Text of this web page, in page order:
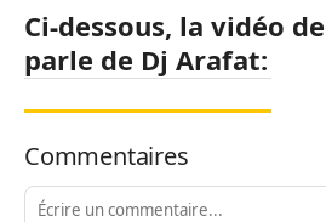
Ci-dessous, la vidéo
parle de Dj Arafat:
Commentaires